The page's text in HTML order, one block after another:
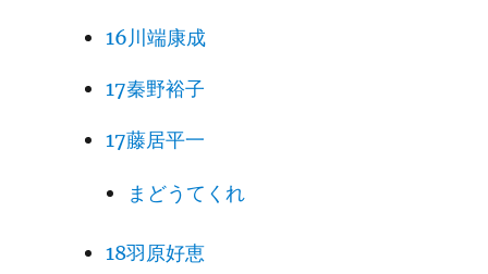
16川端康成
17秦野裕子
17藤居平一
まどうてくれ
18羽原好恵